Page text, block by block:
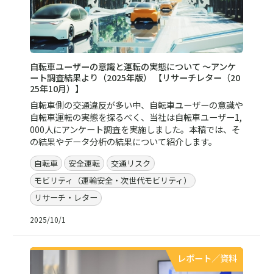
自転車ユーザーの意識と運転の実態について ～アンケ
ート調査結果より（2025年版） 【リサーチレター（20
25年10月）】
自転車側の交通違反が多い中、自転車ユーザーの意識や
自転車運転の実態を探るべく、当社は自転車ユーザー1,
000人にアンケート調査を実施しました。本稿では、そ
の結果やデータ分析の結果について紹介します。
自転車 安全運転
交通リスク
モビリティ（運輸安全・次世代モビリティ）
リサーチ・レター
2025/10/1
レポート／資料